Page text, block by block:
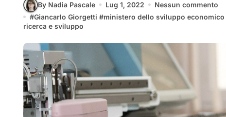
By Nadia Pascale Lug 1, 2022
Nessun commento
#Giancarlo Giorgetti #ministero dello sviluppo economico
ricerca e sviluppo